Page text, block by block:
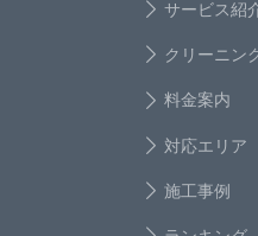
サービス紹
クリーニン
料金案内
対応エリア
施工事例